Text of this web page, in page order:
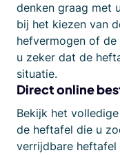
denken graag met
bij het kiezen van
hefvermogen of
u zeker dat de
situatie.
Direct online
Bekijk het
de heftafel die u
verrijdbare